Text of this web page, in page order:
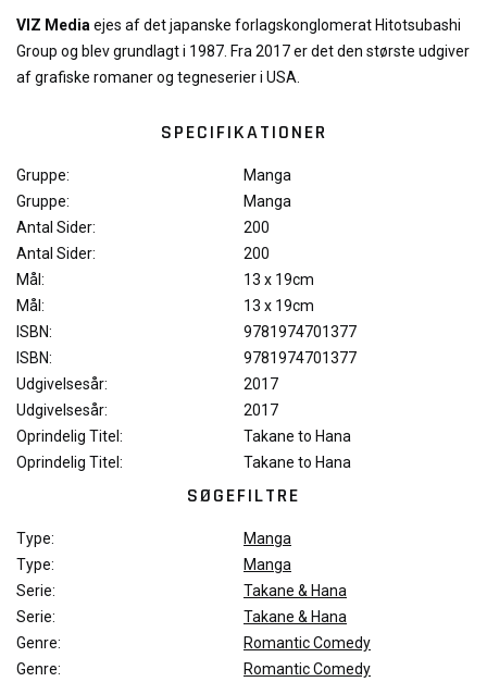
VIZ Media ejes af det japanske forlagskonglomerat Hitotsubashi
Group og blev grundlagt i 1987. Fra 2017 er det den største udgiver
af grafiske romaner og tegneserier i USA.
SPECIFIKATIONER
Gruppe:
Manga
Gruppe:
Manga
Antal Sider:
200
Antal Sider:
200
Mål:
13 x 19cm
Mål:
13 x 19cm
ISBN:
9781974701377
ISBN:
9781974701377
Udgivelsesår:
2017
Udgivelsesår:
2017
Oprindelig Titel:
Takane to Hana
Oprindelig Titel:
Takane to Hana
SØGEFILTRE
Type:
Manga
Type:
Manga
Serie:
Takane & Hana
Serie:
Takane & Hana
Genre:
Romantic Comedy
Genre:
Romantic Comedy